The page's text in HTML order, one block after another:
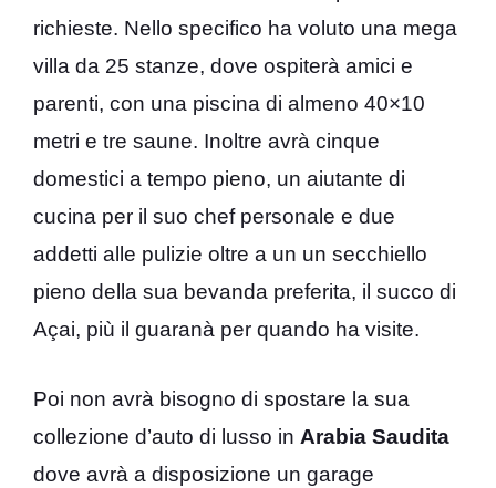
richieste. Nello specifico ha voluto una mega
villa da 25 stanze, dove ospiterà amici e
parenti, con una piscina di almeno 40×10
metri e tre saune. Inoltre avrà cinque
domestici a tempo pieno, un aiutante di
cucina per il suo chef personale e due
addetti alle pulizie oltre a un un secchiello
pieno della sua bevanda preferita, il succo di
Açai, più il guaranà per quando ha visite.
Poi non avrà bisogno di spostare la sua
collezione d’auto di lusso in Arabia Saudita
dove avrà a disposizione un garage